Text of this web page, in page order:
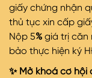
giấy chứng nhận
thủ tục xin cấp
Nộp 5% giá trị căn
bảo thực hiện ký
✨ Mở khoá cơ